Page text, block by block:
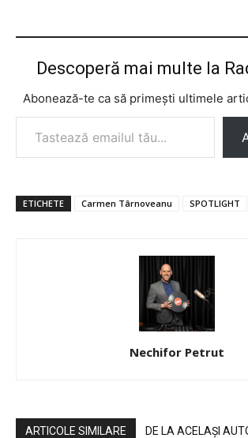
Descoperă mai multe la
Abonează-te ca să primești ultimele
Tastează emailul tău...
ETICHETE Carmen Târnoveanu SPOTLIGHT
Nechifor Petrut
ARTICOLE SIMILARE DE LA ACELAȘI